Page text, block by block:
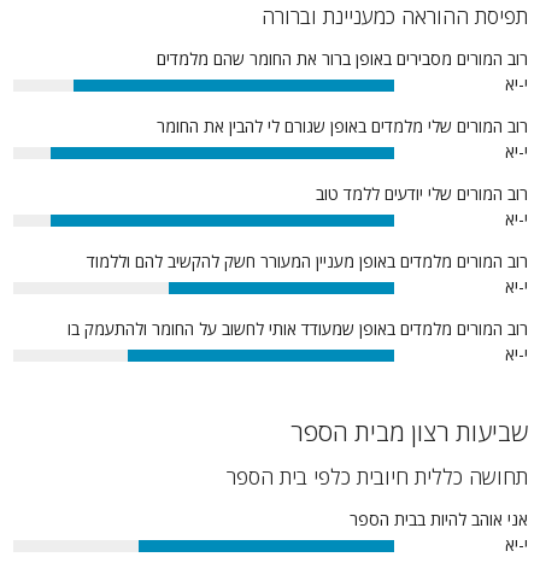
תפיסת ההוראה כמעניינת וברורה
רוב המורים מסבירים באופן ברור את החומר שהם מלמדים
י-יא
84%
רוב המורים שלי מלמדים באופן שגורם לי להבין את החומר
י-יא
90%
רוב המורים שלי יודעים ללמד טוב
י-יא
90%
רוב המורים מלמדים באופן מעניין המעורר חשק להקשיב להם וללמוד
י-יא
59%
רוב המורים מלמדים באופן שמעודד אותי לחשוב על החומר ולהתעמק בו
י-יא
70%
שביעות רצון מבית הספר
תחושה כללית חיובית כלפי בית הספר
אני אוהב להיות בבית הספר
י-יא
67%